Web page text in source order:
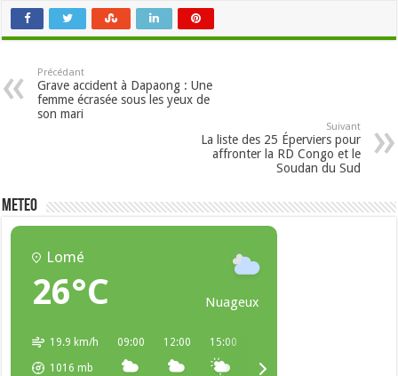
Précédant
Grave accident à Dapaong : Une
femme écrasée sous les yeux de
son mari
Suivant
La liste des 25 Éperviers pour
affronter la RD Congo et le
Soudan du Sud
METEO
Lomé
26°C Nuageux
19.9 km/h
1016 mb
09:00 12:00 15:00